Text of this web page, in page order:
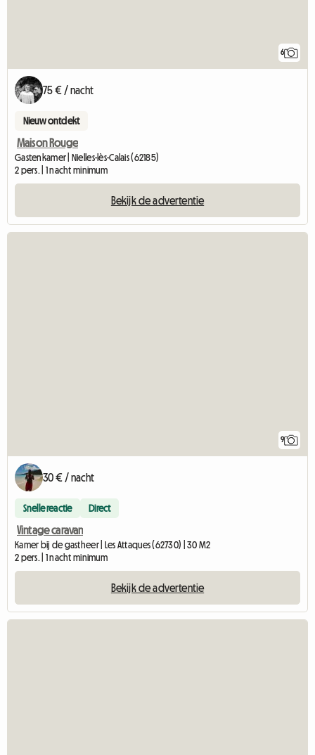
6
75 € / nacht
Nieuw ontdekt
Maison Rouge
Gastenkamer | Nielles-lès-Calais (62185)
2 pers. | 1 nacht minimum
Bekijk de advertentie
9
30 € / nacht
Snelle reactie Direct
Vintage caravan
Kamer bij de gastheer | Les Attaques (62730) | 30 M2
2 pers. | 1 nacht minimum
Bekijk de advertentie